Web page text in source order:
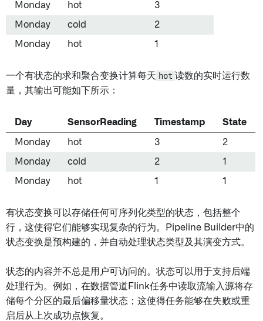
Monday hot 3
Monday cold 2
Monday hot 1
一个有状态的求和聚合变换计算每天 hot 读数的实时运行数
量，其输出可能如下所示：
Day SensorReading Timestamp State
Monday hot 3 2
Monday cold 2 1
Monday hot 1 1
有状态变换可以存储任何可序列化类型的状态，包括整个
行，这使得它们能够实现复杂的行为。Pipeline Builder中的
状态变换是预构建的，并自动处理状态类型及其演变方式。
状态的内容并不总是用户可访问的。状态可以用于支持后端
处理行为。例如，在数据管道Flink任务中读取流输入源将存
储每个分区的最后偏移量状态；这使得任务能够在失败或重
启后从上次成功点恢复。